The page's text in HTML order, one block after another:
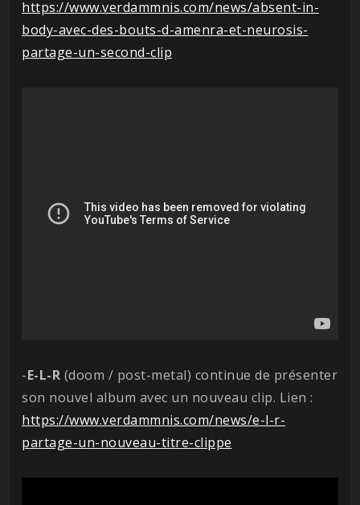
https://www.verdammnis.com/news/absent-in-
body-avec-des-bouts-d-amenra-et-neurosis-
partage-un-second-clip
-E-L-R (doom / post-metal) continue de présenter
son nouvel album avec un nouveau clip. Lien :
https://www.verdammnis.com/news/e-l-r-
partage-un-nouveau-titre-clippe